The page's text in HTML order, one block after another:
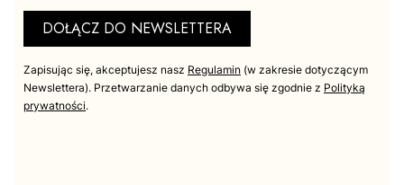
DOŁĄCZ DO NEWSLETTERA
Zapisując się, akceptujesz nasz Regulamin (w zakresie dotyczącym
Newslettera). Przetwarzanie danych odbywa się zgodnie z Polityką
prywatności.